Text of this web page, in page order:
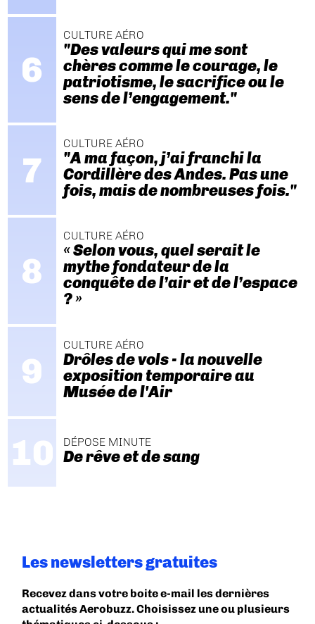
CULTURE AÉRO
"Des valeurs qui me sont
chères comme le courage, le
patriotisme, le sacrifice ou le
sens de l’engagement."
CULTURE AÉRO
"A ma façon, j’ai franchi la
Cordillère des Andes. Pas une
fois, mais de nombreuses fois."
CULTURE AÉRO
« Selon vous, quel serait le
mythe fondateur de la
conquête de l’air et de l’espace
? »
CULTURE AÉRO
Drôles de vols - la nouvelle
exposition temporaire au
Musée de l'Air
DÉPOSE MINUTE
De rêve et de sang
Les newsletters gratuites
Recevez dans votre boite e-mail les dernières
actualités Aerobuzz. Choisissez une ou plusieurs